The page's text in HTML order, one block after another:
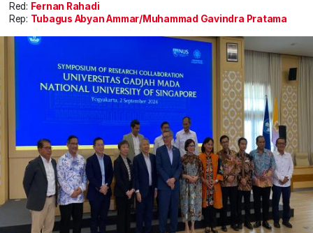
Red: Fernan Rahadi
Rep: Tubagus Abyan Ammar/Muhammad Gavindra Pratama